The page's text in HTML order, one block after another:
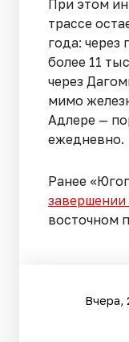
При этом
трассе
года: через
более 11
через
мимо
Адлере —
ежедневно.
Ранее
восточном
Вчера,